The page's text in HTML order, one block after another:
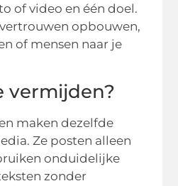
of video en één doel.
opbouwen,
of mensen naar je
vermijden?
maken dezelfde
Ze posten alleen
onduidelijke
zonder